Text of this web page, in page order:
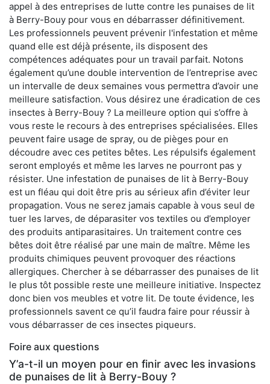
appel à des entreprises de lutte contre les punaises de lit
à Berry-Bouy pour vous en débarrasser définitivement.
Les professionnels peuvent prévenir l'infestation et même
quand elle est déjà présente, ils disposent des
compétences adéquates pour un travail parfait. Notons
également qu’une double intervention de l’entreprise avec
un intervalle de deux semaines vous permettra d’avoir une
meilleure satisfaction. Vous désirez une éradication de ces
insectes à Berry-Bouy ? La meilleure option qui s’offre à
vous reste le recours à des entreprises spécialisées. Elles
peuvent faire usage de spray, ou de pièges pour en
découdre avec ces petites bêtes. Les répulsifs également
seront employés et même les larves ne pourront pas y
résister. Une infestation de punaises de lit à Berry-Bouy
est un fléau qui doit être pris au sérieux afin d’éviter leur
propagation. Vous ne serez jamais capable à vous seul de
tuer les larves, de déparasiter vos textiles ou d’employer
des produits antiparasitaires. Un traitement contre ces
bêtes doit être réalisé par une main de maître. Même les
produits chimiques peuvent provoquer des réactions
allergiques. Chercher à se débarrasser des punaises de lit
le plus tôt possible reste une meilleure initiative. Inspectez
donc bien vos meubles et votre lit. De toute évidence, les
professionnels savent ce qu’il faudra faire pour réussir à
vous débarrasser de ces insectes piqueurs.
Foire aux questions
Y’a-t-il un moyen pour en finir avec les invasions
de punaises de lit à Berry-Bouy ?